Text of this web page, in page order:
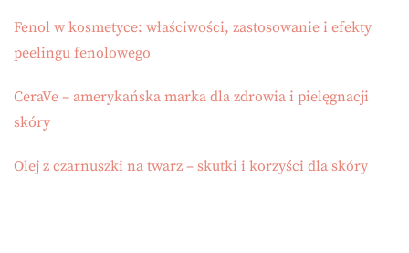
Fenol w kosmetyce: właściwości, zastosowanie i efekty
peelingu fenolowego
CeraVe – amerykańska marka dla zdrowia i pielęgnacji
skóry
Olej z czarnuszki na twarz – skutki i korzyści dla skóry